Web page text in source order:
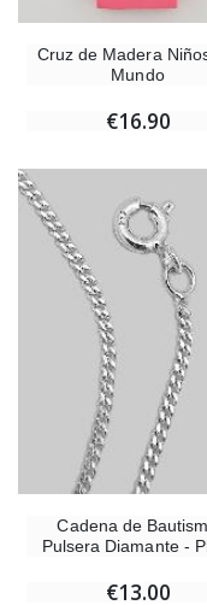
Cruz de Madera
Mundo
€16.90
Cadena de
Pulsera Diamante -
€13.00